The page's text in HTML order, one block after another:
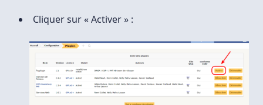
Cliquer sur « Activer » :